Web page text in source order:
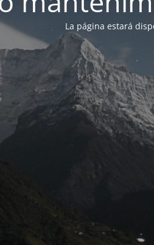
La página estará